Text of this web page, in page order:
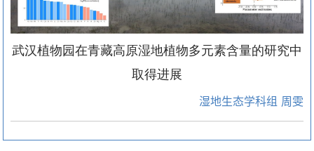
武汉植物园在青藏高原湿地植物多元素含量的研究中
取得进展
湿地生态学科组 周雯